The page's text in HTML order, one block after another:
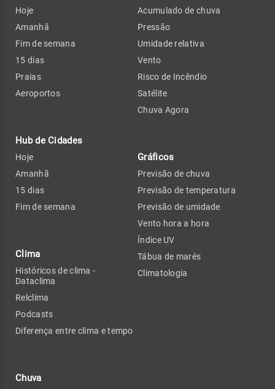
Hoje
Amanhã
Fim de semana
15 dias
Praias
Aeroportos
Hub de Cidades
Hoje
Amanhã
15 dias
Fim de semana
Clima
Históricos de clima -
Dataclima
Relclima
Podcasts
Diferença entre clima e tempo
Chuva
Acumulado de chuva
Pressão
Umidade relativa
Vento
Risco de Incêndio
Satélite
Chuva Agora
Gráficos
Previsão de chuva
Previsão de temperatura
Previsão de umidade
Vento hora a hora
Índice UV
Tábua de marés
Climatologia